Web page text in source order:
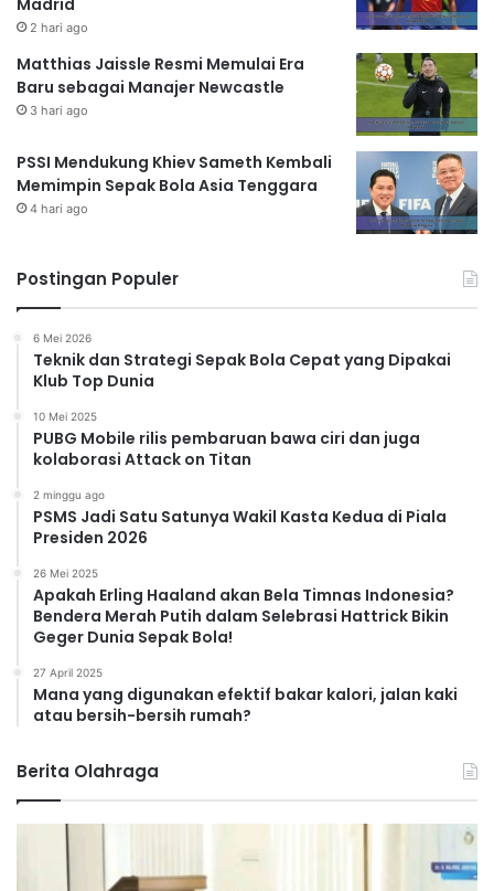
2 hari ago
Matthias Jaissle Resmi Memulai Era
Baru sebagai Manajer Newcastle
3 hari ago
PSSI Mendukung Khiev Sameth Kembali
Memimpin Sepak Bola Asia Tenggara
4 hari ago
Postingan Populer
6 Mei 2026
Teknik dan Strategi Sepak Bola Cepat yang Dipakai
Klub Top Dunia
10 Mei 2025
PUBG Mobile rilis pembaruan bawa ciri dan juga
kolaborasi Attack on Titan
2 minggu ago
PSMS Jadi Satu Satunya Wakil Kasta Kedua di Piala
Presiden 2026
26 Mei 2025
Apakah Erling Haaland akan Bela Timnas Indonesia?
Bendera Merah Putih dalam Selebrasi Hattrick Bikin
Geger Dunia Sepak Bola!
27 April 2025
Mana yang digunakan efektif bakar kalori, jalan kaki
atau bersih-bersih rumah?
Berita Olahraga